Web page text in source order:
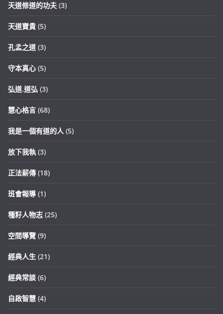
天道修道的功夫 (3)
天道寶貴 (5)
孔孟之道 (3)
守本真心 (5)
弘道.道弘 (3)
慧心格言 (68)
我是一個有道的人 (5)
放下我執 (3)
正法薪傳 (18)
班會報導 (1)
種籽人物志 (25)
空間導覽 (9)
經典人生 (21)
經典常談 (6)
自啟智慧 (4)